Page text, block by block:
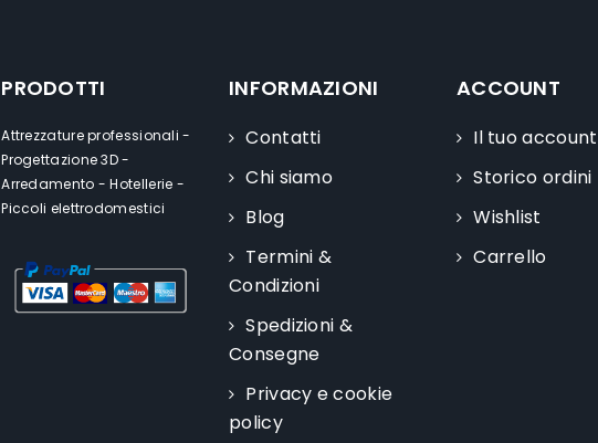
PRODOTTI
Attrezzature professionali -
Progettazione 3D -
Arredamento - Hotellerie -
Piccoli elettrodomestici
INFORMAZIONI
Contatti
Chi siamo
Blog
Termini &
Condizioni
Spedizioni &
Consegne
Privacy e cookie
policy
ACCOUNT
Il tuo account
Storico ordini
Wishlist
Carrello